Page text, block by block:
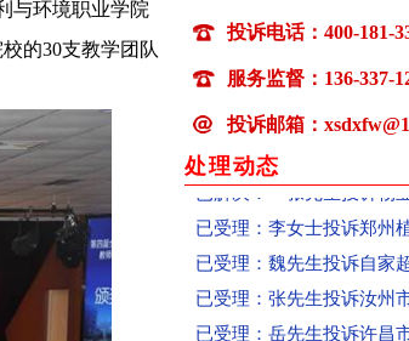
与环境职业学院
的30支教学团队
投诉电话：400-181-
服务监督：136-337-
投诉邮箱：
处理动态
已受理：卢先生投诉百世
已受理：张女士投诉微优
已受理：丁女士投诉高春
已受理：李女士投诉郑州
已受理：魏先生投诉自家
已受理：张先生投诉汝州
已受理：岳先生投诉许昌
已受理：武先生投诉深圳